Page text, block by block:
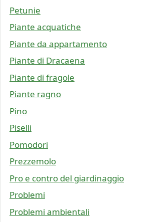
Petunie
Piante acquatiche
Piante da appartamento
Piante di Dracaena
Piante di fragole
Piante ragno
Pino
Piselli
Pomodori
Prezzemolo
Pro e contro del giardinaggio
Problemi
Problemi ambientali